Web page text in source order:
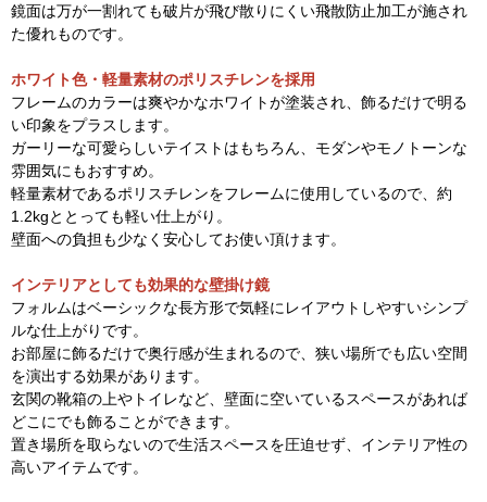
鏡面は万が一割れても破片が飛び散りにくい飛散防止加工が施され
た優れものです。
ホワイト色・軽量素材のポリスチレンを採用
フレームのカラーは爽やかなホワイトが塗装され、飾るだけで明る
い印象をプラスします。
ガーリーな可愛らしいテイストはもちろん、モダンやモノトーンな
雰囲気にもおすすめ。
軽量素材であるポリスチレンをフレームに使用しているので、約
1.2kgととっても軽い仕上がり。
壁面への負担も少なく安心してお使い頂けます。
インテリアとしても効果的な壁掛け鏡
フォルムはベーシックな長方形で気軽にレイアウトしやすいシンプ
ルな仕上がりです。
お部屋に飾るだけで奥行感が生まれるので、狭い場所でも広い空間
を演出する効果があります。
玄関の靴箱の上やトイレなど、壁面に空いているスペースがあれば
どこにでも飾ることができます。
置き場所を取らないので生活スペースを圧迫せず、インテリア性の
高いアイテムです。